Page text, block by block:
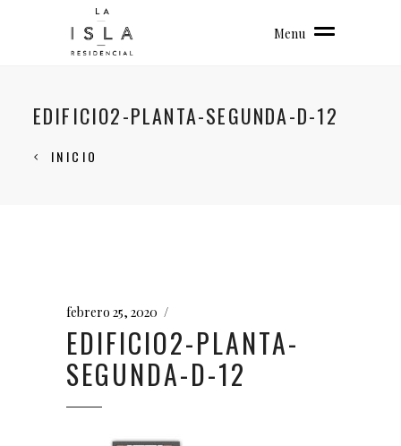
Menu
EDIFICIO2-PLANTA-SEGUNDA-D-12
INICIO
febrero 25, 2020
EDIFICIO2-PLANTA-
SEGUNDA-D-12